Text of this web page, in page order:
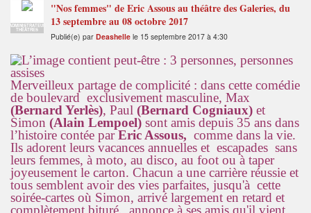
ADMINISTRATEUR
THÉÂTRES
"Nos femmes" de Eric Assous au théâtre des Galeries, du
13 septembre au 08 octobre 2017
Publié(e) par Deashelle le 15 septembre 2017 à 4:30
Merveilleux partage de complicité : dans cette comédie
de boulevard exclusivement masculine, Max
(Bernard Yerlès), Paul (Bernard Cogniaux) et
Simon (Alain Lempoel) sont amis depuis 35 ans dans
l’histoire contée parEric Assous, comme dans la vie.
Ils adorent leurs vacances annuelles et escapades sans
leurs femmes, à moto, au disco, au foot ou à taper
joyeusement le carton. Chacun a une carrière réussie et
tous semblent avoir des vies parfaites, jusqu'à cette
soirée-cartes où Simon, arrivé largement en retard et